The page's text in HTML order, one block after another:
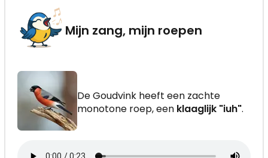
Mijn zang, mijn roepen
De Goudvink heeft een zachte
monotone roep, een klaaglijk "iuh".